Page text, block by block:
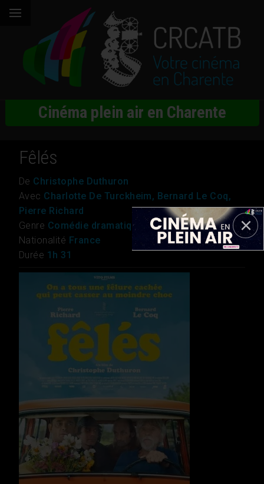
Cinéma plein air en Charente
Fêlés
De Christophe Duthuron
Avec Charlotte De Turckheim, Bernard Le Coq,
Pierre Richard
Genre Comédie dramatique
Nationalité France
Durée 1h 31